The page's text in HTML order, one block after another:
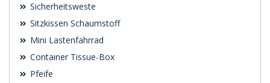
Sicherheitsweste
Sitzkissen Schaumstoff
Mini Lastenfahrrad
Container Tissue-Box
Pfeife